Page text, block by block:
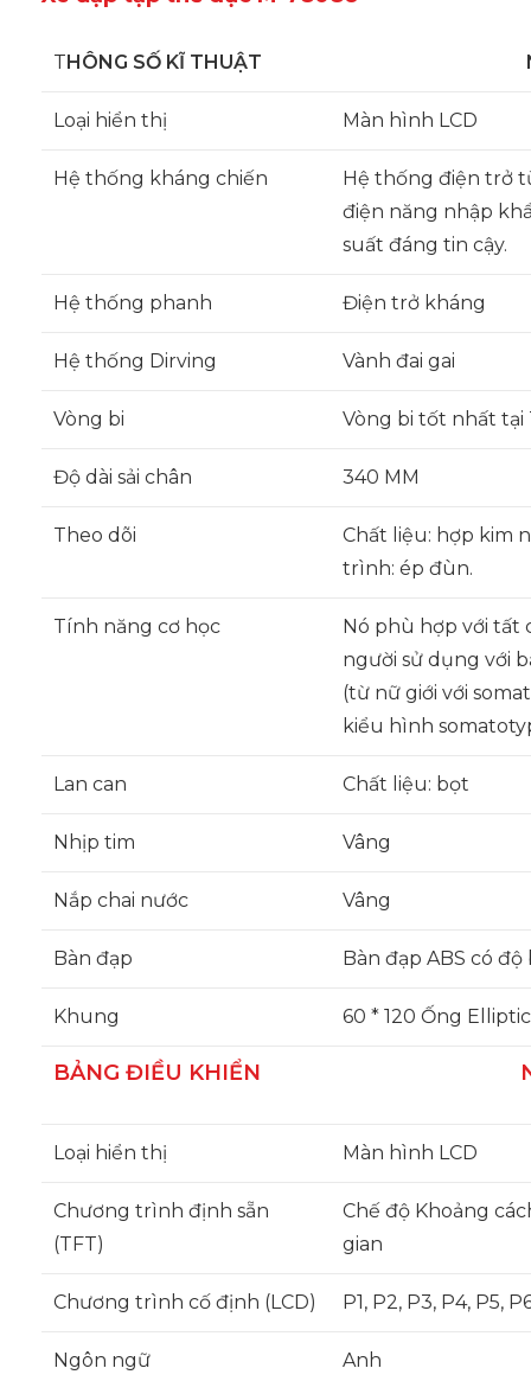
T HÔNG SỐ KĨ THUẬT
Loại hiển thị Màn hình LCD
Hệ thống kháng chiến
Hệ thống điện trở
điện năng nhập
suất đáng tin cậy.
Hệ thống phanh Điện trở kháng
Hệ thống Dirving Vành đai gai
Vòng bi Vòng bi tốt nhất
Độ dài sải chân 340 MM
Theo dõi
Chất liệu: hợp kim
trình: ép đùn.
Tính năng cơ học
Nó phù hợp với tất
người sử dụng với
(từ nữ giới với
kiểu hình
Lan can Chất liệu: bọt
Nhịp tim Vâng
Nắp chai nước Vâng
Bàn đạp Bàn đạp ABS có độ
Khung 60 * 120 Ống
BẢNG ĐIỀU KHIỂN
Loại hiển thị Màn hình LCD
Chương trình định sẵn
(TFT)
Chế độ Khoảng
gian
Chương trình cố định (LCD) P1, P2, P3, P4, P5,
Ngôn ngữ Anh